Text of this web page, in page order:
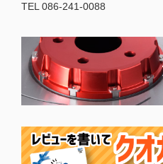
TEL 086-241-0088